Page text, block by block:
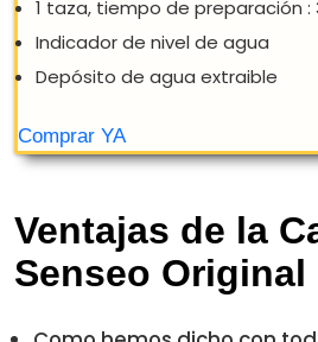
Ventajas de la
Senseo Original